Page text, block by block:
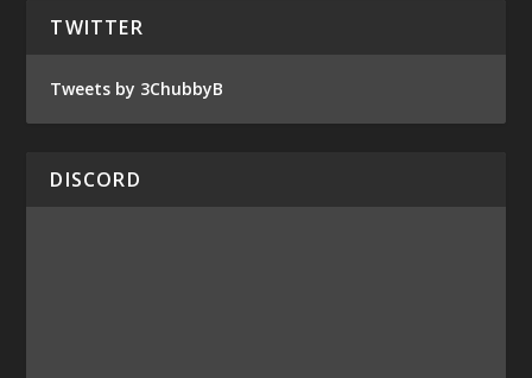
TWITTER
Tweets by 3ChubbyB
DISCORD